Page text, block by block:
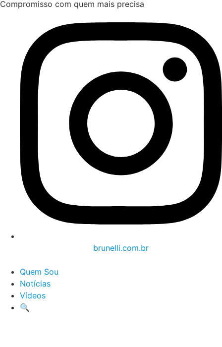
Compromisso com quem mais precisa
brunelli.com.br
Quem Sou
Notícias
Vídeos
🔍